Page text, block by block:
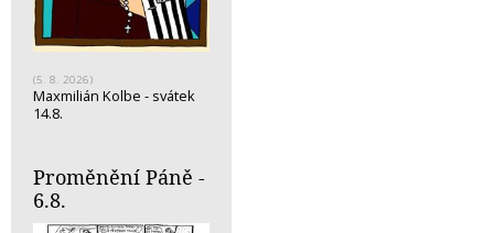
(5. 8. 2026)
Maxmilián Kolbe - svátek
14.8.
Proměnění Páně -
6.8.